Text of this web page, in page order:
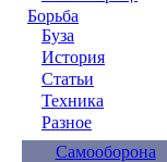
Борьба
Буза
История
Статьи
Техника
Разное
Самооборона